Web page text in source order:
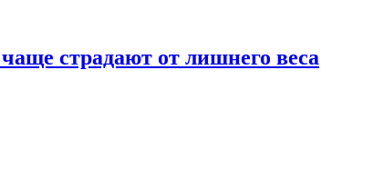
страдают от лишнего веса